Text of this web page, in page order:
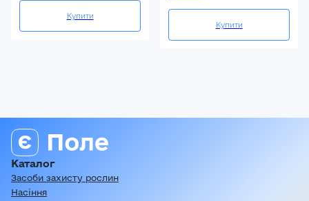
Купити
Купити
Каталог
Засоби захисту рослин
Насіння